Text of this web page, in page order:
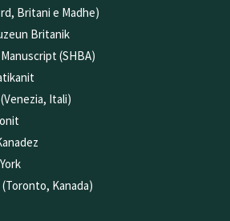
Britani e Madhe)
Britanik
(SHBA)
Itali)
Kanada)